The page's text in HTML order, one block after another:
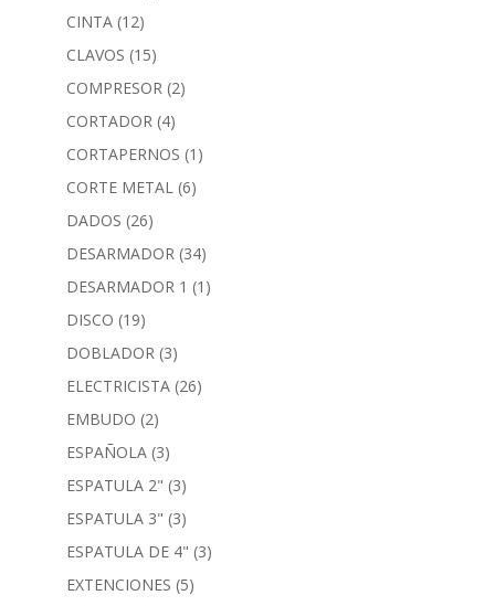
CINTA (12)
CLAVOS (15)
COMPRESOR (2)
CORTADOR (4)
CORTAPERNOS (1)
CORTE METAL (6)
DADOS (26)
DESARMADOR (34)
DESARMADOR 1 (1)
DISCO (19)
DOBLADOR (3)
ELECTRICISTA (26)
EMBUDO (2)
ESPAÑOLA (3)
ESPATULA 2" (3)
ESPATULA 3" (3)
ESPATULA DE 4" (3)
EXTENCIONES (5)